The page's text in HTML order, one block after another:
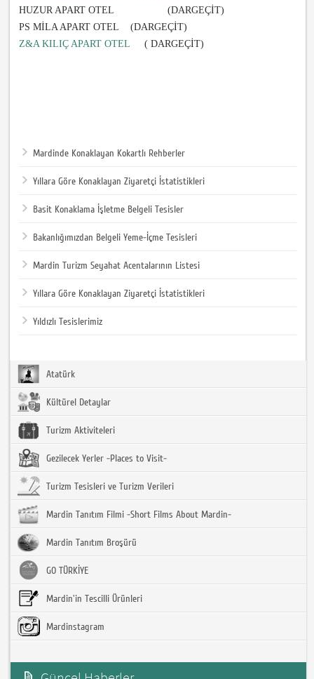
HUZUR APART OTEL (DARGEÇİT)
PS MİLA APART OTEL (DARGEÇİT)
Z&A KILIÇ APART OTEL
( DARGEÇİT)
Mardinde Konaklayan Kokartlı Rehberler
Yıllara Göre Konaklayan Ziyaretçi İstatistikleri
Basit Konaklama İşletme Belgeli Tesisler
Bakanlığımızdan Belgeli Yeme-İçme Tesisleri
Mardin Turizm Seyahat Acentalarının Listesi
Yıllara Göre Konaklayan Ziyaretçi İstatistikleri
Yıldızlı Tesislerimiz
Atatürk
Kültürel Detaylar
Turizm Aktiviteleri
Gezilecek Yerler -Places to Visit-
Turizm Tesisleri ve Turizm Verileri
Mardin Tanıtım Filmi -Short Films About Mardin-
Mardin Tanıtım Broşürü
GO TÜRKİYE
Mardin'in Tescilli Ürünleri
Mardinstagram